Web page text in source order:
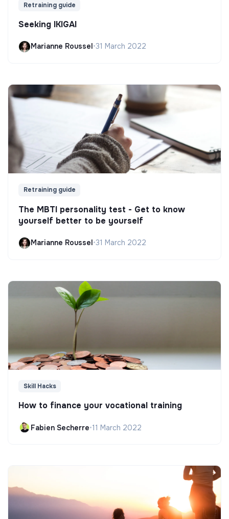
Retraining guide
Seeking IKIGAI
Marianne Roussel •31 March 2022
Retraining guide
The MBTI personality test - Get to know
yourself better to be yourself
Marianne Roussel•31 March 2022
Skill Hacks
How to finance your vocational training
Fabien Secherre•11 March 2022